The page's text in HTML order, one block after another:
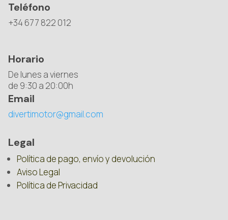
Teléfono
+34 677 822 012
Horario
De lunes a viernes
de 9:30 a 20:00h
Email
divertimotor@gmail.com
Legal
Política de pago, envío y devolución
Aviso Legal
Política de Privacidad